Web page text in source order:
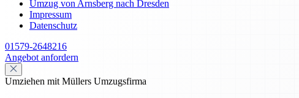
Umzug von Arnsberg nach Dresden
Impressum
Datenschutz
01579-2648216
Angebot anfordern
Umziehen mit Müllers Umzugsfirma